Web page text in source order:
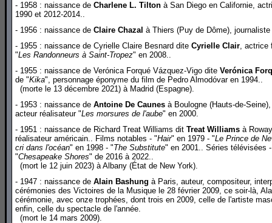
- 1958 : naissance de Charlene L. Tilton à San Diego en Californie,
1990 et 2012-2014..
- 1956 : naissance de Claire Chazal à Thiers (Puy de Dôme),
- 1955 : naissance de Cyrielle Claire Besnard dite Cyrielle Clair, actrice
"Les Randonneurs à Saint-Tropez" en 2008..
- 1955 : naissance de Verónica Forqué Vázquez-Vigo dite Verónica
de "Kika", personnage éponyme du film de Pedro Almodóvar en 1994..
(morte le 13 décembre 2021) à Madrid (Espagne).
- 1953 : naissance de Antoine De Caunes à Boulogne (Hauts-de-
acteur réalisateur "Les morsures de l'aube" en 2000.
- 1951 : naissance de Richard Treat Williams dit Treat Williams à
réalisateur américain.. Films notables - "Hair" en 1979 - "Le Prince de
cri dans l'océan" en 1998 - "The Substitute" en 2001.. Séries télévisées
"Chesapeake Shores" de 2016 à 2022..
(mort le 12 juin 2023) à Albany (État de New York).
- 1947 : naissance de Alain Bashung à Paris, auteur, compositeur,
cérémonies des Victoires de la Musique le 28 février 2009, ce soir-là,
cérémonie, avec onze trophées, dont trois en 2009, celle de l'artiste
enfin, celle du spectacle de l'année.
(mort le 14 mars 2009).